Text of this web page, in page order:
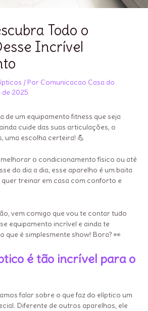
Todo o
Incrível
/ Por Comunicacao Casa do
de 2025
de um equipamento fitness que seja
cuide das suas articulações, o
uma escolha certeira! 💪
o condicionamento físico ou até
do dia a dia, esse aparelho é um baita
treinar em casa com conforto e
vem comigo que vou te contar tudo
equipamento incrível e ainda te
que é simplesmente show! Bora? 👀
é tão incrível para o
falar sobre o que faz do elíptico um
Diferente de outros aparelhos, ele